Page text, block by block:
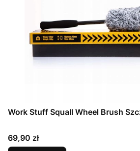
Work Stuff Squall Wheel Brush
Cena
69,90 zł